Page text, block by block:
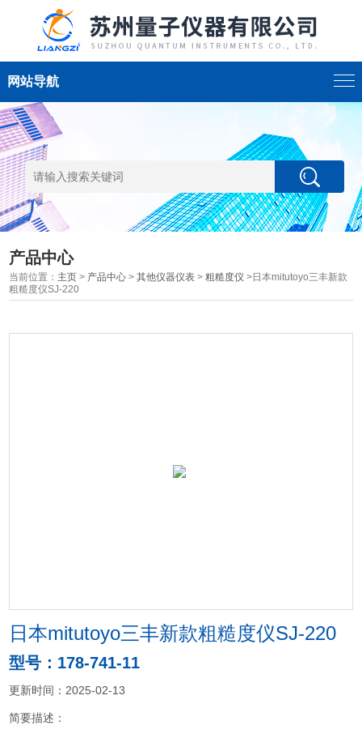
网站导航
产品中心
当前位置： 主页 > 产品中心 >其他仪器仪表 >粗糙度仪 >日本mitutoyo三丰新款
粗糙度仪SJ-220
日本mitutoyo三丰新款粗糙度仪SJ-220
型号：178-741-11
更新时间：2025-02-13
简要描述：